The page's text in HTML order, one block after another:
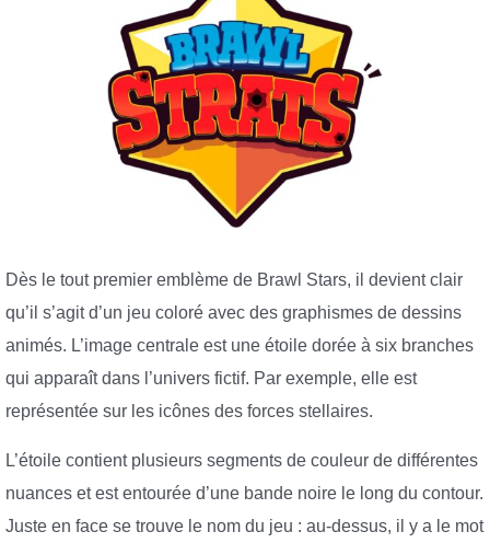
Dès le tout premier emblème de Brawl Stars, il devient clair
qu’il s’agit d’un jeu coloré avec des graphismes de dessins
animés. L’image centrale est une étoile dorée à six branches
qui apparaît dans l’univers fictif. Par exemple, elle est
représentée sur les icônes des forces stellaires.
L’étoile contient plusieurs segments de couleur de différentes
nuances et est entourée d’une bande noire le long du contour.
Juste en face se trouve le nom du jeu : au-dessus, il y a le mot